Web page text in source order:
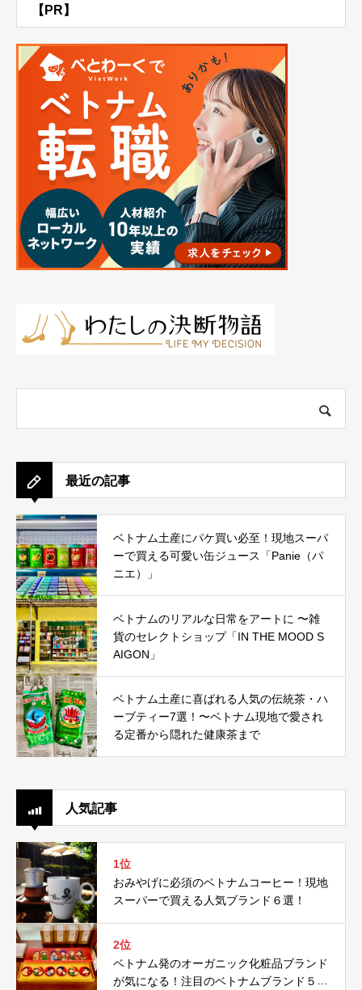
【PR】
最近の記事
ベトナム土産にパケ買い必至！現地スーパ
ーで買える可愛い缶ジュース「Panie（パ
ニエ）」
ベトナムのリアルな日常をアートに 〜雑
貨のセレクトショップ「IN THE MOOD S
AIGON」
ベトナム土産に喜ばれる人気の伝統茶・ハ
ーブティー7選！〜ベトナム現地で愛され
る定番から隠れた健康茶まで
人気記事
1位
おみやげに必須のベトナムコーヒー！現地
スーパーで買える人気ブランド６選！
2位
ベトナム発のオーガニック化粧品ブランド
が気になる！注目のベトナムブランド５